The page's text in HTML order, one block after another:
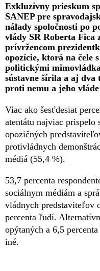
Exkluzívny prieskum
SANEP pre
nálady spoločnosti po
vlády SR Roberta Fica
prívržencom
opozície, ktorá na čele
politickými
sústavne šírila a aj dva
proti nemu a jeho
Viac ako šesťdesiat
atentátu najviac prispelo
opozičných
protivládnych
médiá (55,4 %).
53,7 percenta
sociálnym médiám a
vládnych predstaviteľov
percenta ľudí.
opýtaných a 6,5
iné.